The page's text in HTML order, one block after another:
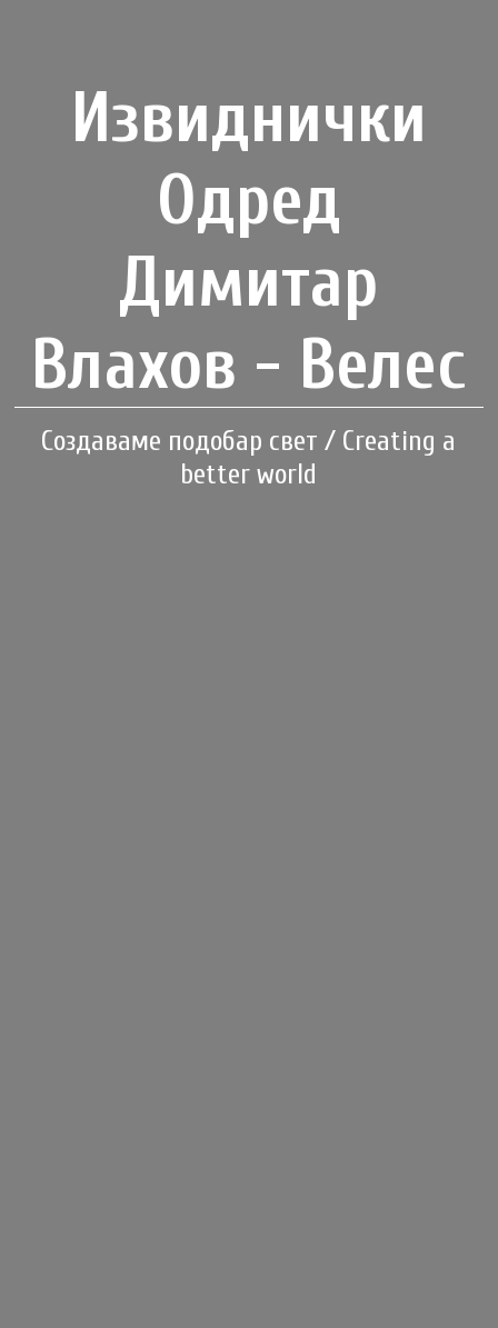
Извиднички
Одред
Димитар
Влахов - Велес
Создаваме подобар свет / Creating a
better world